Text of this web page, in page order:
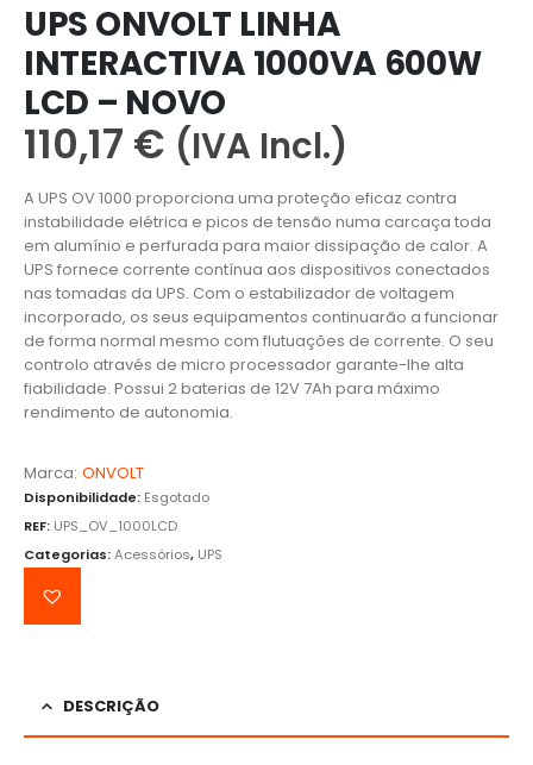
UPS ONVOLT LINHA
INTERACTIVA 1000VA 600W
LCD – NOVO
110,17 € (IVA Incl.)
A UPS OV 1000 proporciona uma proteção eficaz contra
instabilidade elétrica e picos de tensão numa carcaça toda
em alumínio e perfurada para maior dissipação de calor. A
UPS fornece corrente contínua aos dispositivos conectados
nas tomadas da UPS. Com o estabilizador de voltagem
incorporado, os seus equipamentos continuarão a funcionar
de forma normal mesmo com flutuações de corrente. O seu
controlo através de micro processador garante-lhe alta
fiabilidade. Possui 2 baterias de 12V 7Ah para máximo
rendimento de autonomia.
Marca: ONVOLT
Disponibilidade: Esgotado
REF: UPS_OV_1000LCD
Categorias:Acessórios, UPS
DESCRIÇÃO